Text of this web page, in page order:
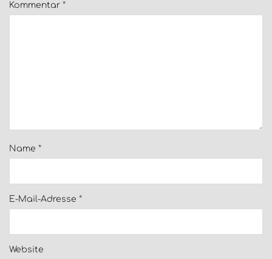
Kommentar *
Name *
E-Mail-Adresse *
Website